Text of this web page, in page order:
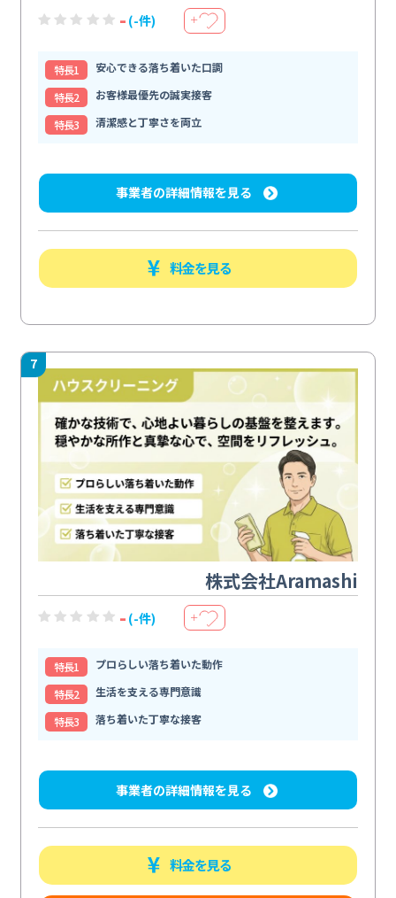
- (-件) ＋
特⻑1
安心できる落ち着いた口調
特⻑2
お客様最優先の誠実接客
特⻑3
清潔感と丁寧さを両立
事業者の詳細情報を見る
料金を見る
7
株式会社Aramashi
- (-件) ＋
特⻑1
プロらしい落ち着いた動作
特⻑2
生活を支える専門意識
特⻑3
落ち着いた丁寧な接客
事業者の詳細情報を見る
料金を見る